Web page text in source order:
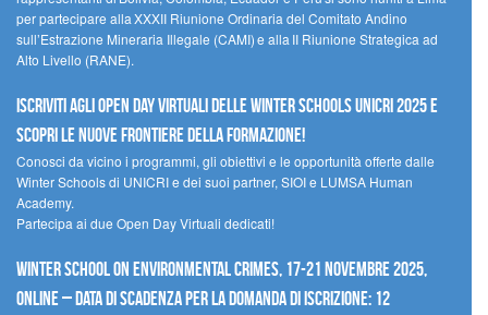
per partecipare alla XXXII Riunione Ordinaria del Comitato Andino
sull’Estrazione Mineraria Illegale (CAMI) e alla II Riunione Strategica ad
Alto Livello (RANE).
Iscriviti agli Open Day Virtuali delle Winter Schools UNICRI 2025 e
scopri le nuove frontiere della formazione!
Conosci da vicino i programmi, gli obiettivi e le opportunità offerte dalle
Winter Schools di UNICRI e dei suoi partner, SIOI e LUMSA Human
Academy.
Partecipa ai due Open Day Virtuali dedicati!
Winter School on Environmental Crimes, 17-21 novembre 2025,
Online – Data di scadenza per la domanda di iscrizione: 12